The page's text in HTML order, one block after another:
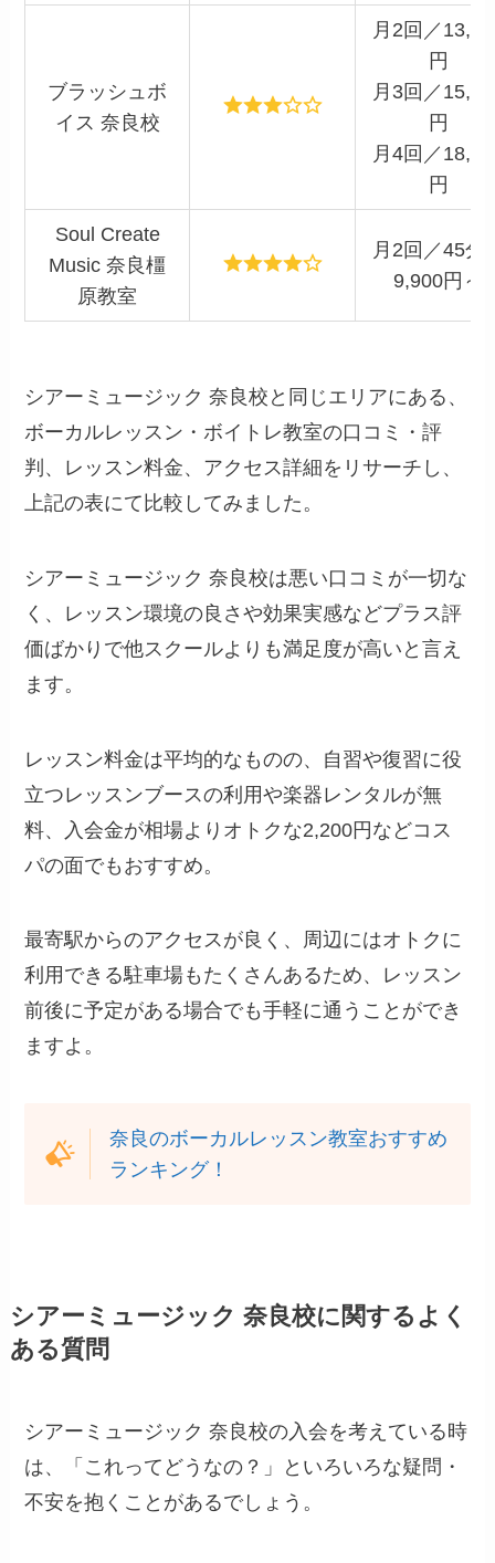
ブラッシュボ
イス 奈良校
月2回／
円
月3回／
円
月4回／
円
Soul Create
Music 奈良橿
原教室
月2回／45分
9,900円～
シアーミュージック 奈良校と同じエリアにある、
ボーカルレッスン・ボイトレ教室の口コミ・評
判、レッスン料金、アクセス詳細をリサーチし、
上記の表にて比較してみました。
シアーミュージック 奈良校は悪い口コミが一切な
く、レッスン環境の良さや効果実感などプラス評
価ばかりで他スクールよりも満足度が高いと言え
ます。
レッスン料金は平均的なものの、自習や復習に役
立つレッスンブースの利用や楽器レンタルが無
料、入会金が相場よりオトクな2,200円などコス
パの面でもおすすめ。
最寄駅からのアクセスが良く、周辺にはオトクに
利用できる駐車場もたくさんあるため、レッスン
前後に予定がある場合でも手軽に通うことができ
ますよ。
奈良のボーカルレッスン教室おすすめ
ランキング！
シアーミュージック 奈良校に関するよく
ある質問
シアーミュージック 奈良校の入会を考えている時
は、「これってどうなの？」といろいろな疑問・
不安を抱くことがあるでしょう。